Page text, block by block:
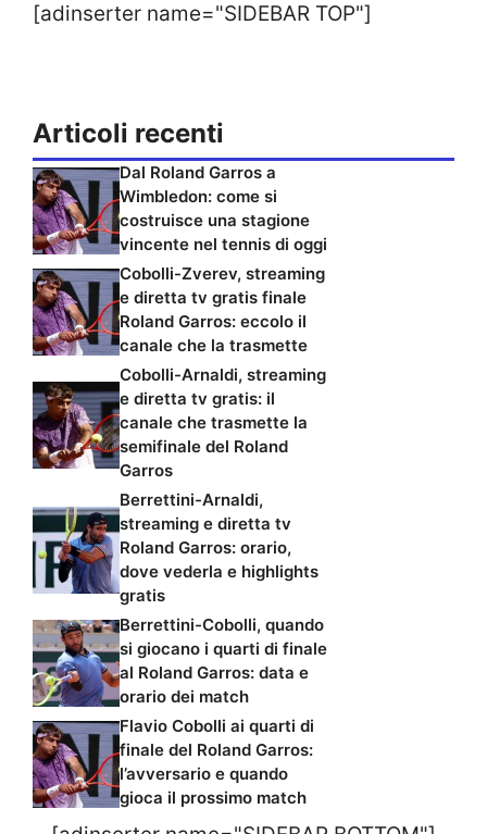
[adinserter name="SIDEBAR TOP"]
Articoli recenti
Dal Roland Garros a
Wimbledon: come si
costruisce una stagione
vincente nel tennis di oggi
Cobolli-Zverev, streaming
e diretta tv gratis finale
Roland Garros: eccolo il
canale che la trasmette
Cobolli-Arnaldi, streaming
e diretta tv gratis: il
canale che trasmette la
semifinale del Roland
Garros
Berrettini-Arnaldi,
streaming e diretta tv
Roland Garros: orario,
dove vederla e highlights
gratis
Berrettini-Cobolli, quando
si giocano i quarti di finale
al Roland Garros: data e
orario dei match
Flavio Cobolli ai quarti di
finale del Roland Garros:
l’avversario e quando
gioca il prossimo match